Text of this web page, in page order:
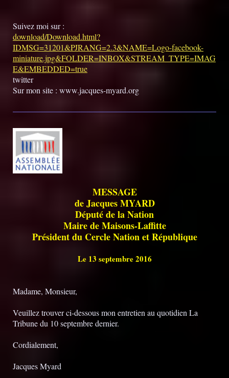
Suivez moi sur :
download/Download.html?
IDMSG=31201&PJRANG=2.3&NAME=Logo-facebook-
miniature.jpg&FOLDER=INBOX&STREAM_TYPE=IMAG
E&EMBEDDED=true
twitter
Sur mon site : www.jacques-myard.org
MESSAGE
de Jacques MYARD
Député de la Nation
Maire de Maisons-Laffitte
Président du Cercle Nation et République
Le 13 septembre 2016
Madame, Monsieur,
Veuillez trouver ci-dessous mon entretien au quotidien La
Tribune du 10 septembre dernier.
Cordialement,
Jacques Myard